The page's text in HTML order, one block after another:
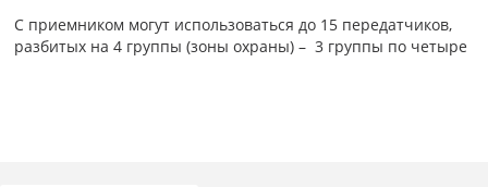
С приемником могут использоваться до 15 передатчиков,
разбитых на 4 группы (зоны охраны) – 3 группы по четыре